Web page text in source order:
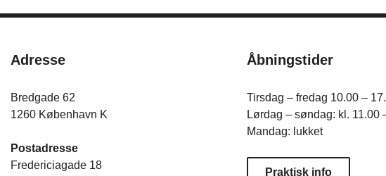
Adresse
Bredgade 62
1260 København K
Postadresse
Fredericiagade 18
Åbningstider
Tirsdag – fredag 10.00 –
Lørdag – søndag: kl. 11.00
Mandag: lukket
Praktisk info